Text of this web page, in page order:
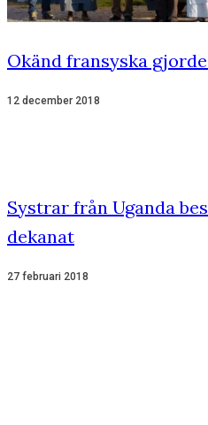
Okänd fransyska
12 december 2018
Systrar från Uganda
dekanat
27 februari 2018